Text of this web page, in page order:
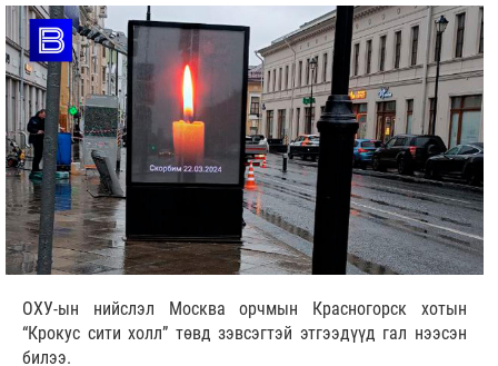
ОХУ-ын нийслэл Москва орчмын Красногорск хотын
“Крокус сити холл” төвд зэвсэгтэй этгээдүүд гал нээсэн
билээ.